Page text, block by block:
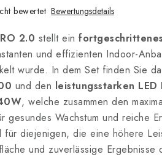
bewertet Bewertungsdetails
2.0 stellt ein
und effizienten Indoor-
wurde. In dem Set finden Sie
und den leistungsstarken LED
, welche zusammen den
gesundes Wachstum und reiche
für diejenigen, die eine höhere
und zuverlässige Ergebnisse